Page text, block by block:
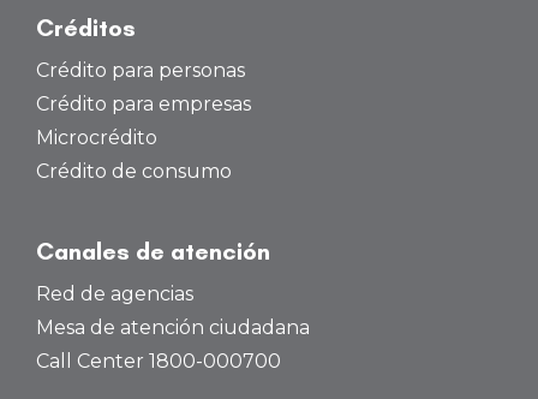
Créditos
Crédito para personas
Crédito para empresas
Microcrédito
Crédito de consumo
Canales de atención
Red de agencias
Mesa de atención ciudadana
Call Center 1800-000700